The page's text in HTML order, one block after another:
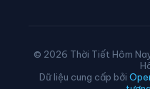
© 2026 Thời Tiết Hôm
Dữ liệu cung cấp bởi